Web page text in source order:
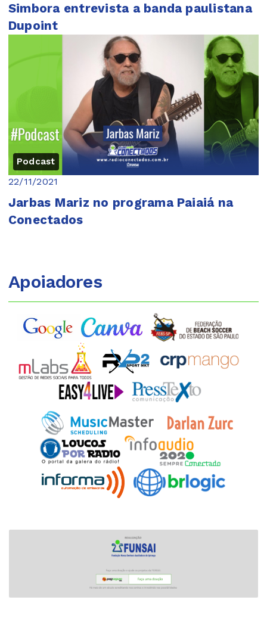
Simbora entrevista a banda paulistana
Dupoint
Podcast
22/11/2021
Jarbas Mariz no programa Paiaiá na
Conectados
Apoiadores